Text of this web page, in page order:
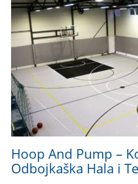
Hoop And Pump –
Odbojkaška Hala i